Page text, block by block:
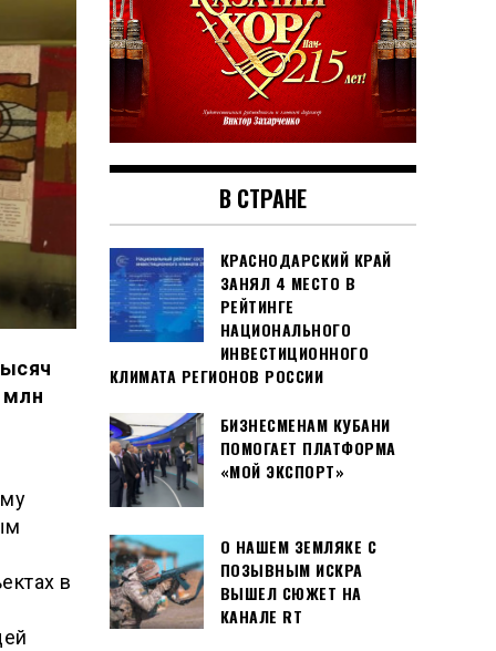
млн
в
В СТРАНЕ
КРАСНОДАРСКИЙ КРАЙ
ЗАНЯЛ 4 МЕСТО В
РЕЙТИНГЕ
НАЦИОНАЛЬНОГО
ИНВЕСТИЦИОННОГО
КЛИМАТА РЕГИОНОВ РОССИИ
БИЗНЕСМЕНАМ КУБАНИ
ПОМОГАЕТ ПЛАТФОРМА
«МОЙ ЭКСПОРТ»
О НАШЕМ ЗЕМЛЯКЕ С
ПОЗЫВНЫМ ИСКРА
ВЫШЕЛ СЮЖЕТ НА
КАНАЛЕ RT